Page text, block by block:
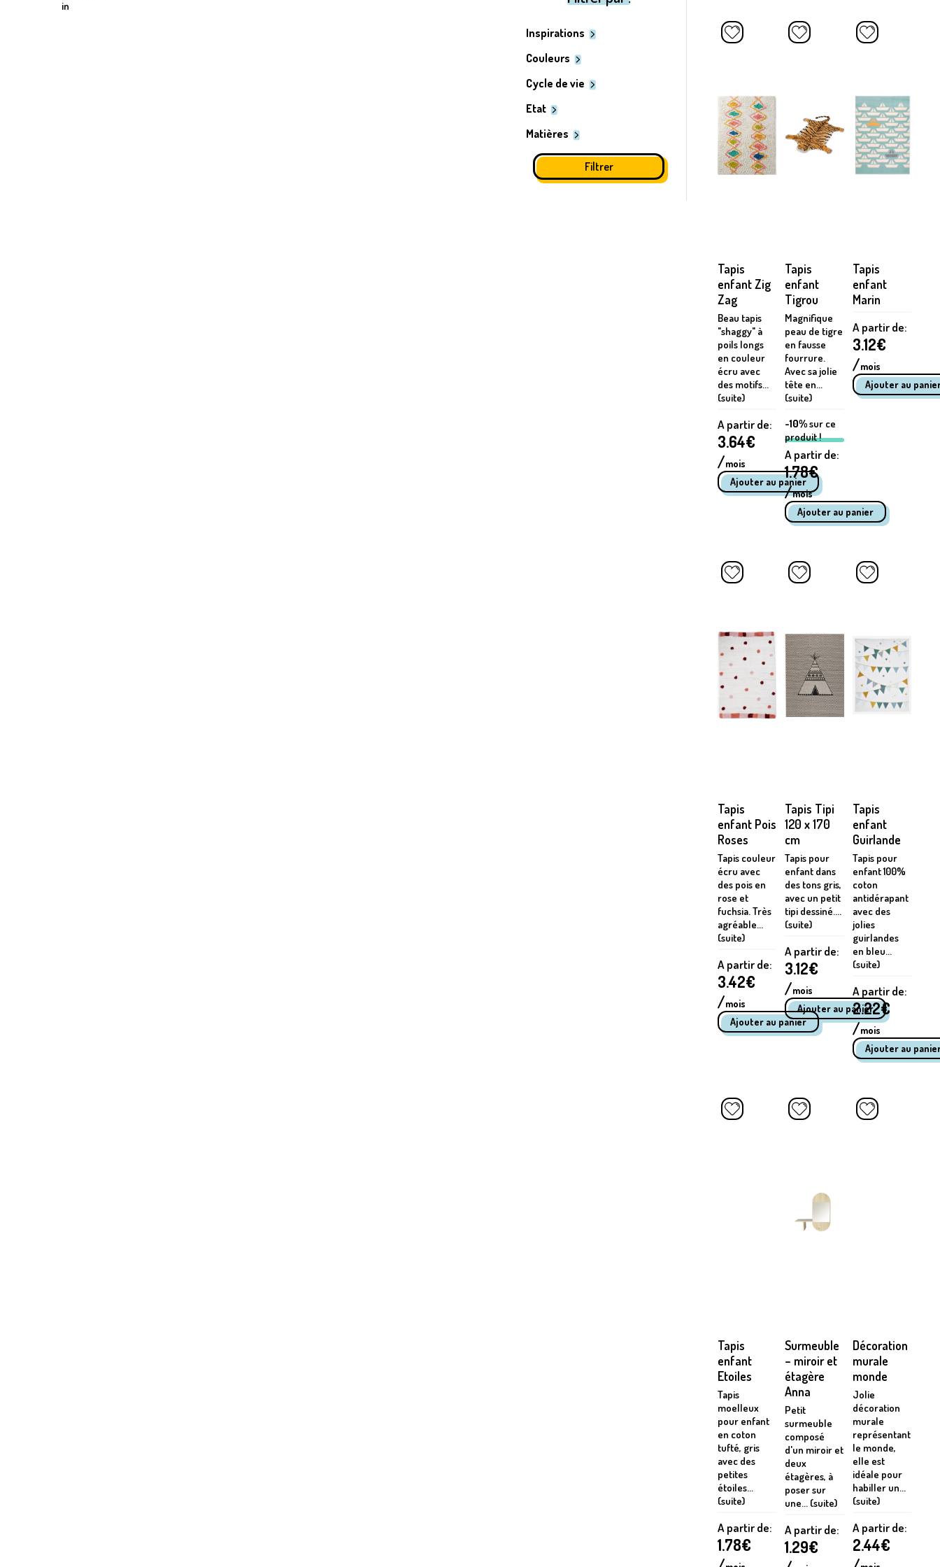
in
Inspirations
Couleurs
Cycle de vie
Etat
Matières
Tapis
enfant Zig
Zag
Beau tapis
"shaggy" à
poils longs
en couleur
écru avec
des motifs...
(suite)
A partir de:
3.64€
/mois
Tapis
enfant
Tigrou
Magnifique
peau de tigre
en fausse
fourrure.
Avec sa jolie
tête en...
(suite)
-10%sur ce
produit !
A partir de:
1.78€
/mois
Tapis
enfant
Marin
A partir de:
3.12€
/mois
Tapis
enfant Pois
Roses
Tapis couleur
écru avec
des pois en
rose et
fuchsia. Très
agréable...
(suite)
A partir de:
3.42€
/mois
Tapis Tipi
120 x 170
cm
Tapis pour
enfant dans
des tons gris,
avec un petit
tipi dessiné....
(suite)
A partir de:
3.12€
/mois
Tapis
enfant
Guirlande
Tapis pour
enfant 100%
coton
antidérapant
avec des
jolies
guirlandes
en bleu...
(suite)
A partir de:
2.22€
/mois
Tapis
enfant
Etoiles
Tapis
moelleux
pour enfant
en coton
tufté, gris
avec des
petites
étoiles...
(suite)
A partir de:
1.78€
Surmeuble
– miroir et
étagère
Anna
Petit
surmeuble
composé
d'un miroir et
deux
étagères, à
poser sur
une... (suite)
A partir de:
1.29€
Décoration
murale
monde
Jolie
décoration
murale
représentant
le monde,
elle est
idéale pour
habiller un...
(suite)
A partir de:
2.44€